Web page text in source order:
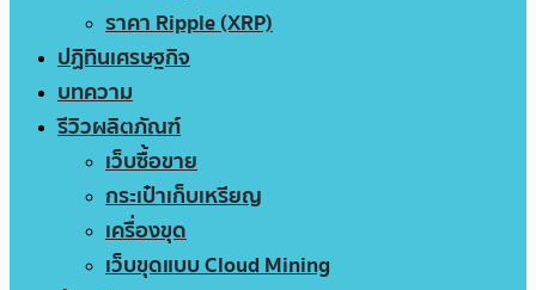
ราคา Ripple (XRP)
ปฏิทินเศรษฐกิจ
บทความ
รีวิวผลิตภัณฑ์
เว็บซื้อขาย
กระเป๋าเก็บเหรียญ
เครื่องขุด
เว็บขุดแบบ Cloud Mining